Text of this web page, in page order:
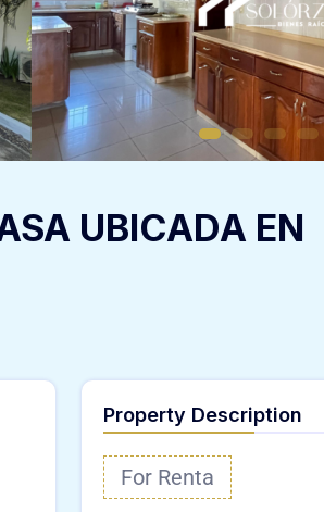
UBICADA EN
Property Description
For Renta